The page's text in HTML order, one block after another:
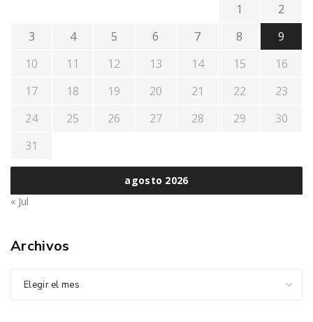
agosto 2026
1
2
3
4 5 6 7 8
9
10
11 12 13 14 15
16
17
18 19 20 21 22
23
24
25 26 27 28 29
30
31
« Jul
Archivos
Elegir el mes